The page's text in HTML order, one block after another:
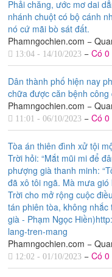
Phải chăng, ước mơ dai
nhánh chuột có bộ cánh
nó cứ mãi bò sát đất.
Phamngochien.com −
13:04 - 14/10/2023 − Có 0
Dân thành phố hiện nay
chữa được căn bệnh
Phamngochien.com −
11:01 - 06/10/2023 − Có 0
Tòa án thiên đình xử tội
Trời hỏi: “Mắt mũi mi để
phượng già thanh minh:
đã xô tôi ngã. Mà mưa
Trời cho mở rộng cuộc
tán phiên tòa, không nhắc
già - Phạm Ngọc
lang-tren-mang
Phamngochien.com −
12:02 - 01/10/2023 − Có 0